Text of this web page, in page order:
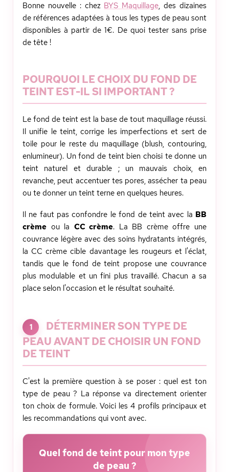
Bonne nouvelle : chez BYS Maquillage, des dizaines
de références adaptées à tous les types de peau sont
disponibles à partir de 1€. De quoi tester sans prise
de tête !
POURQUOI LE CHOIX DU FOND DE
TEINT EST-IL SI IMPORTANT ?
Le fond de teint est la base de tout maquillage réussi.
Il unifie le teint, corrige les imperfections et sert de
toile pour le reste du maquillage (blush, contouring,
enlumineur). Un fond de teint bien choisi te donne un
teint naturel et durable ; un mauvais choix, en
revanche, peut accentuer tes pores, assécher ta peau
ou te donner un teint terne en quelques heures.
Il ne faut pas confondre le fond de teint avec la BB
crème ou la CC crème. La BB crème offre une
couvrance légère avec des soins hydratants intégrés,
la CC crème cible davantage les rougeurs et l'éclat,
tandis que le fond de teint propose une couvrance
plus modulable et un fini plus travaillé. Chacun a sa
place selon l'occasion et le résultat souhaité.
1
DÉTERMINER SON TYPE DE
PEAU AVANT DE CHOISIR UN FOND
DE TEINT
C'est la première question à se poser : quel est ton
type de peau ? La réponse va directement orienter
ton choix de formule. Voici les 4 profils principaux et
les recommandations qui vont avec.
Quel fond de teint pour mon type
de peau ?